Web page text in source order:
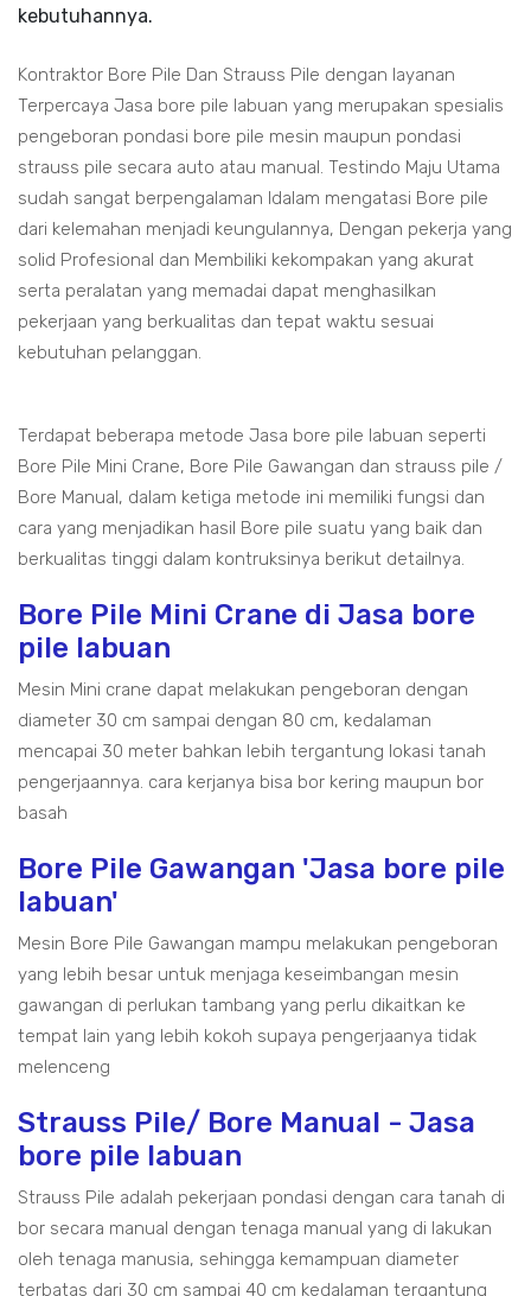
kebutuhannya.
Kontraktor Bore Pile Dan Strauss Pile dengan layanan
Terpercaya Jasa bore pile labuan yang merupakan spesialis
pengeboran pondasi bore pile mesin maupun pondasi
strauss pile secara auto atau manual. Testindo Maju Utama
sudah sangat berpengalaman ldalam mengatasi Bore pile
dari kelemahan menjadi keungulannya, Dengan pekerja yang
solid Profesional dan Membiliki kekompakan yang akurat
serta peralatan yang memadai dapat menghasilkan
pekerjaan yang berkualitas dan tepat waktu sesuai
kebutuhan pelanggan.
Terdapat beberapa metode Jasa bore pile labuan seperti
Bore Pile Mini Crane, Bore Pile Gawangan dan strauss pile /
Bore Manual, dalam ketiga metode ini memiliki fungsi dan
cara yang menjadikan hasil Bore pile suatu yang baik dan
berkualitas tinggi dalam kontruksinya berikut detailnya.
Bore Pile Mini Crane di Jasa bore
pile labuan
Mesin Mini crane dapat melakukan pengeboran dengan
diameter 30 cm sampai dengan 80 cm, kedalaman
mencapai 30 meter bahkan lebih tergantung lokasi tanah
pengerjaannya. cara kerjanya bisa bor kering maupun bor
basah
Bore Pile Gawangan 'Jasa bore pile
labuan'
Mesin Bore Pile Gawangan mampu melakukan pengeboran
yang lebih besar untuk menjaga keseimbangan mesin
gawangan di perlukan tambang yang perlu dikaitkan ke
tempat lain yang lebih kokoh supaya pengerjaanya tidak
melenceng
Strauss Pile/ Bore Manual - Jasa
bore pile labuan
Strauss Pile adalah pekerjaan pondasi dengan cara tanah di
bor secara manual dengan tenaga manual yang di lakukan
oleh tenaga manusia, sehingga kemampuan diameter
terbatas dari 30 cm sampai 40 cm kedalaman tergantung